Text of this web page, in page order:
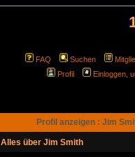
FAQ Suchen
Profil
Einloggen,
Profil anzeigen : Jim
Alles über Jim Smith